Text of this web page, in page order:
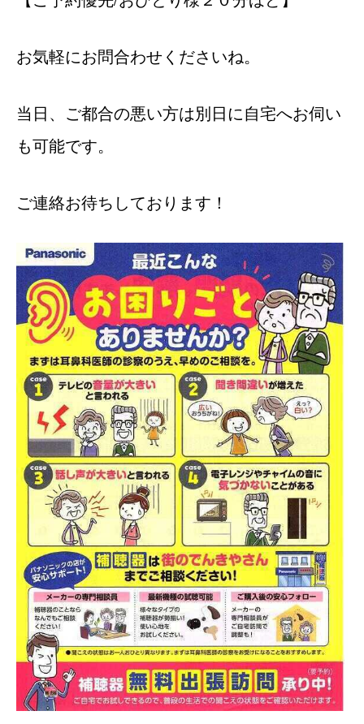
お気軽にお問合わせくださいね。
当日、ご都合の悪い方は別日に自宅へお伺い
も可能です。
ご連絡お待ちしております！